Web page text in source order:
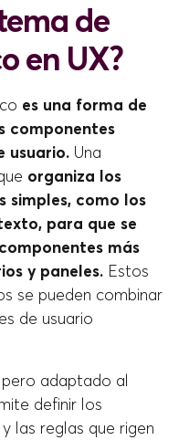
de
en UX?
es una forma de
componentes
usuario. Una
organiza los
simples, como los
para que se
más
y paneles. Estos
se pueden combinar
de usuario
adaptado al
definir los
las reglas que rigen